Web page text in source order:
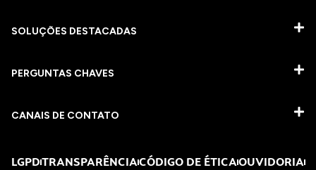
SOLUÇÕES DESTACADAS
PERGUNTAS CHAVES​
CANAIS DE CONTATO
LGPDTRANSPARÊNCIACÓDIGO DE ÉTICAOUVIDORIA